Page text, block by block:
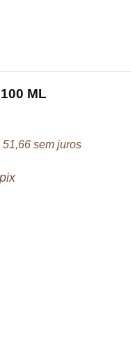
ML
51,66 sem juros